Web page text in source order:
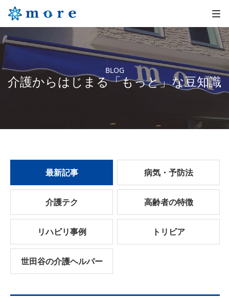
BLOG
介護からはじまる「もっと」な豆知識
最新記事 病気・予防法
介護テク 高齢者の特徴
リハビリ事例 トリビア
世田谷の介護ヘルパー